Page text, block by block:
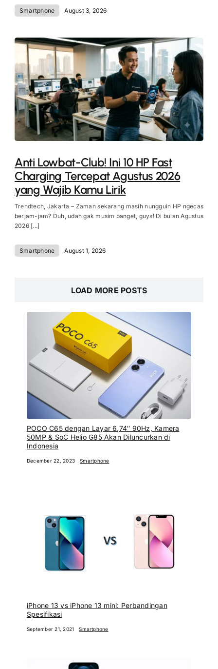
Smartphone August 3, 2026
Anti Lowbat-Club! Ini 10 HP Fast
Charging Tercepat Agustus 2026
yang Wajib Kamu Lirik
Trendtech, Jakarta – Zaman sekarang masih nungguin HP ngecas
berjam-jam? Duh, udah gak musim banget, guys! Di bulan Agustus
2026 [...]
Smartphone August 1, 2026
LOAD MORE POSTS
POCO C65 dengan Layar 6,74″ 90Hz, Kamera
50MP & SoC Helio G85 Akan Diluncurkan di
Indonesia
December 22, 2023 Smartphone
iPhone 13 vs iPhone 13 mini: Perbandingan
Spesifikasi
September 21, 2021 Smartphone